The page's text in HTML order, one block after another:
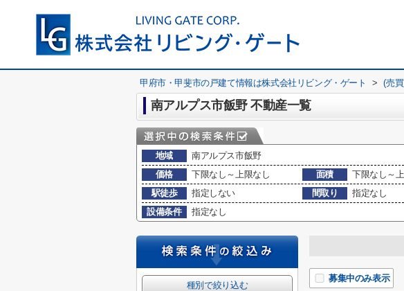
甲府市・甲斐市の戸建て情報は株式会社リビング・ゲート > (売
南アルプス市飯野 不動産一覧
地域
南アルプス市飯野
価格
下限なし～上限なし 面積 下限なし～
駅徒歩
指定しない 間取り
指定なし
設備条件
指定なし
募集中のみ表示
種別で絞り込む